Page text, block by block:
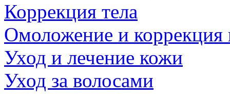
Коррекция тела
Омоложение и коррекция
Уход и лечение кожи
Уход за волосами